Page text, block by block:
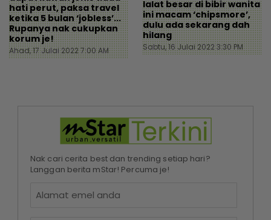
hati perut, paksa travel
ketika 5 bulan ‘jobless’...
Rupanya nak cukupkan
korum je!
Ahad, 17 Julai 2022 7:00 AM
lalat besar di bibir wanita
ini macam ‘chipsmore’,
dulu ada sekarang dah
hilang
Sabtu, 16 Julai 2022 3:30 PM
Nak cari cerita best dan trending setiap hari?
Langgan berita mStar! Percuma je!